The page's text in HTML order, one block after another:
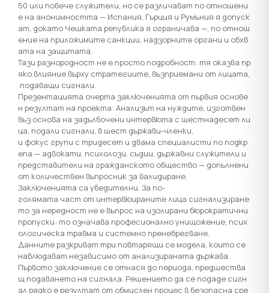
50 или повече служители, но се различават по отношени
е на анонимността — Испания, Гърция и Румъния я допуск
ат, докато Чешката република я ограничава —, по отнош
ение на приложимите санкции, надзорните органи и обхв
ата на защитата.
Тази разнородност не е просто подробност: тя оказва пр
яко влияние върху стратегиите, възприемани от лицата,
подаващи сигнали.
Презентацията очерта заключенията от първия основе
н резултат на проекта: Анализът на нуждите, изготвен
въз основа на задълбочени интервюта с шестнадесет ли
ца, подали сигнали, в шест държави-членки,
и фокус групи с тридесет и двама специалисти по подкр
епа — адвокати, психолози, съдии, държавни служители и
представители на гражданското общество — допълнени
от количествен въпросник за валидиране.
Заключенията са убедителни. За по-
голямата част от интервюираните лица сигнализиране
то за нередност не е въпрос на изолирани бюрократични
пропуски: то означава професионално унищожение, псих
ологическа травма и системно пренебрегване.
Данните разкриват три повтарящи се модела, които се
наблюдават независимо от анализираната държава.
Първото заключение се отнася до периода, предшества
щ подаването на сигнала. Решението да се подаде сигн
ал рядко е резултат от обмислен процес в безопасна сре